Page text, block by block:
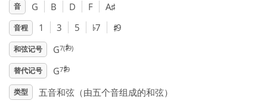
Español
Français
한국어
音 G B D F A♯
音程 1 3 5 ♭7 ♯9
和弦记号 G7(♯9)
替代记号 G7♯9
类型 五音和弦（由五个音组成的和弦）